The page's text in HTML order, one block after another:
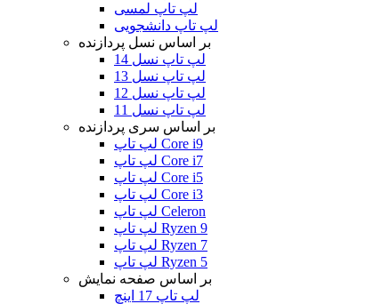
لپ تاپ لمسی
لپ تاپ دانشجویی
بر اساس نسل پردازنده
لپ تاپ نسل 14
لپ تاپ نسل 13
لپ تاپ نسل 12
لپ تاپ نسل 11
بر اساس سری پردازنده
لپ تاپ Core i9
لپ تاپ Core i7
لپ تاپ Core i5
لپ تاپ Core i3
لپ تاپ Celeron
لپ تاپ Ryzen 9
لپ تاپ Ryzen 7
لپ تاپ Ryzen 5
بر اساس صفحه نمایش
لپ تاپ 17 اینچ